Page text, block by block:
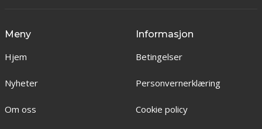
Meny
Hjem
Nyheter
Om oss
Informasjon
Betingelser
Personvernerklæring
Cookie policy